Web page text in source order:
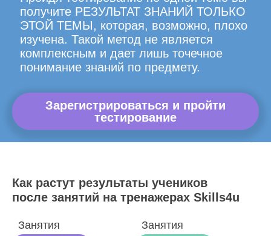
получите РЕЗУЛЬТАТ ЗНАНИЙ ТОЛЬКО
ЭТОЙ ТЕМЫ, которая, возможно, плохо
изучена. Такой метод не является
комплексным и дает лишь точечное
понимание знаний по предмету.
Зарегистрироваться и пройти
тестирование
Как растут результаты учеников
после занятий на тренажерах Skills4u
Занятия
Занятия